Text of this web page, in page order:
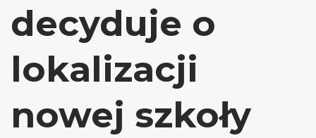
decyduje o
lokalizacji
nowej szkoły